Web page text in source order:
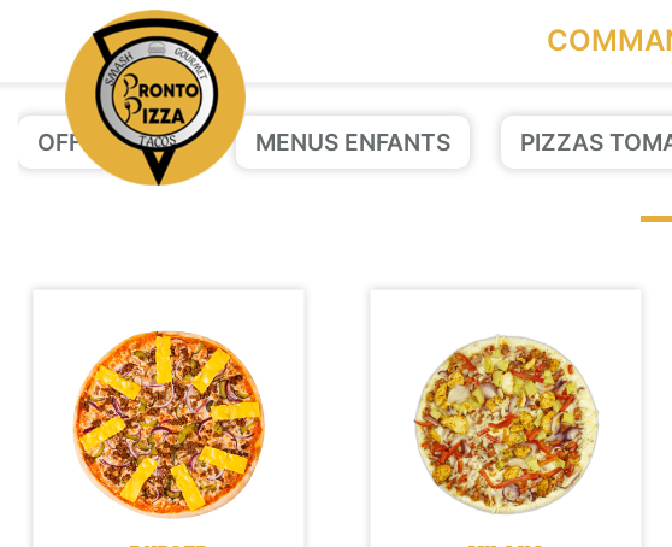
Charte Qualité
C.G.V
Contact
Mentions Légales
OFFRE PIZZA MENUS ENFANTS PIZZAS